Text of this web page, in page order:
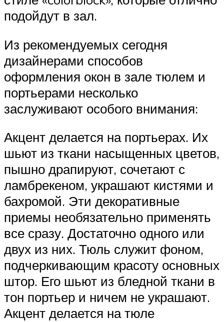
подойдут в зал.
Из рекомендуемых сегодня
дизайнерами способов
оформления окон в зале тюлем и
портьерами несколько
заслуживают особого внимания:
Акцент делается на портьерах. Их
шьют из ткани насыщенных цветов,
пышно драпируют, сочетают с
ламбрекеном, украшают кистями и
бахромой. Эти декоративные
приемы необязательно применять
все сразу. Достаточно одного или
двух из них. Тюль служит фоном,
подчеркивающим красоту основных
штор. Его шьют из бледной ткани в
тон портьер и ничем не украшают.
Акцент делается на тюле